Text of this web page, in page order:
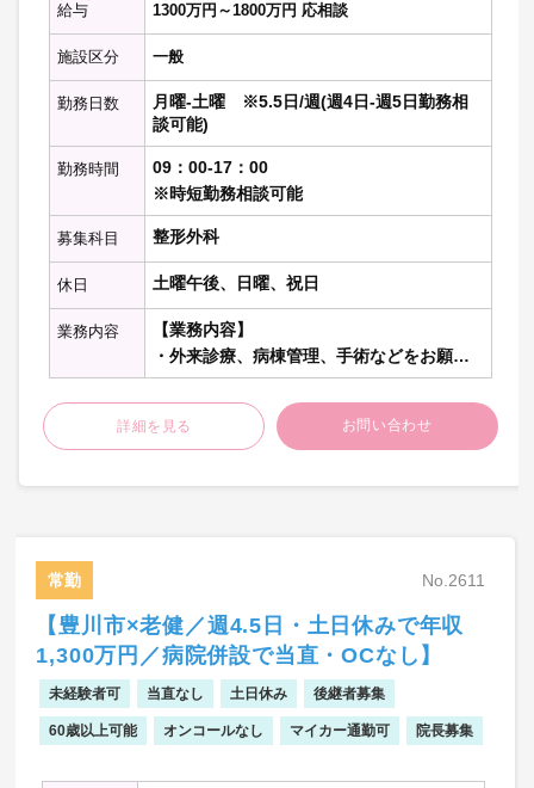
給与 1300万円～1800万円 応相談
施設区分 一般
勤務日数
月曜-土曜 ※5.5日/週(週4日-週5日勤務相
談可能)
勤務時間
09：00-17：00
※時短勤務相談可能
募集科目 整形外科
休日 土曜午後、日曜、祝日
業務内容
【業務内容】
・外来診療、病棟管理、手術などをお願い
いたします。
【外来診療】
・外来受診者数：30-50名程度/コマ
【手術】
・手術件数：2-3件程/週
・手術実績：167件(2018年度実績)
※手術実績が10件以上の術式を記載
・(大腿)骨折観血的手術…48件
・人工骨頭挿入術…33件
詳細を見る お問い合わせ
常勤 No.2611
【豊川市×老健／週4.5日・土日休みで年収
1,300万円／病院併設で当直・OCなし】
未経験者可 当直なし 土日休み 後継者募集
60歳以上可能 オンコールなし マイカー通勤可 院長募集